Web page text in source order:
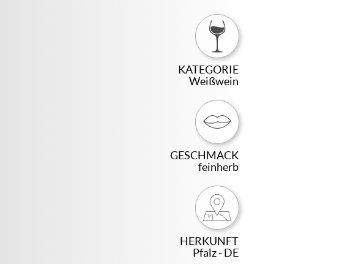
KATEGORIE
Weißwein
GESCHMACK
feinherb
HERKUNFT
Pfalz - DE